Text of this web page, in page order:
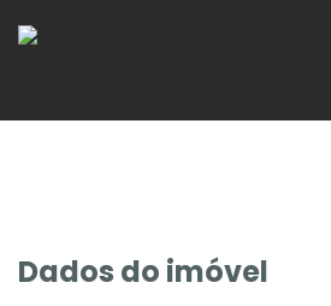
Dados do imóvel